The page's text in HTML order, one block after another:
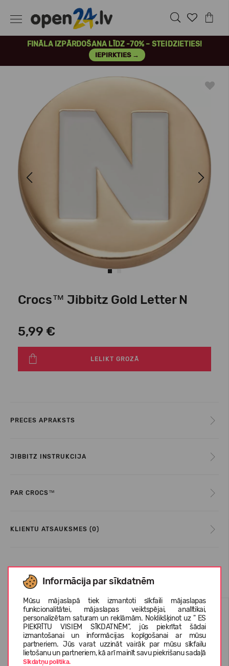
FINĀLA IZPĀRDOŠANA LĪDZ -70% – STEIDZIETIES!
IEPIRKTIES →
Informācija par sīkdatnēm
Mūsu mājaslapā tiek izmantoti sīkfaili mājaslapas
funkcionalitātei, mājaslapas veiktspējai, analītikai,
personalizētam saturam un reklāmām. Noklikšķinot uz " ES
PIEKRĪTU VISIEM SĪKDATNĒM", jūs piekrītat šādai
izmantošanai un informācijas kopīgošanai ar mūsu
partneriem. Jūs varat uzzināt vairāk par mūsu sīkfailu
lietošanu un partneriem, kā arī mainīt savu piekrišanu sadaļā
Sīkdatņu politika.
Next
Crocs™ Jibbitz Gold Letter N
5,99 €
LELIKT GROZĀ
PRECES APRAKSTS
JIBBITZ INSTRUKCIJA
PAR CROCS™
KLIENTU ATSAUKSMES (0)
Līdzīgas preces